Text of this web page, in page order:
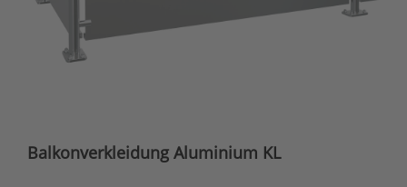
Balkonverkleidung Aluminium KL